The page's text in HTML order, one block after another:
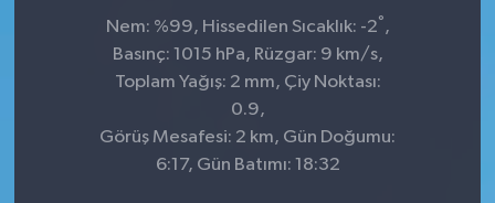
Nem: %99, Hissedilen Sıcaklık: -2° ,
Basınç: 1015 hPa, Rüzgar: 9 km/s,
Toplam Yağış: 2 mm, Çiy Noktası:
0.9,
Görüş Mesafesi: 2 km, Gün Doğumu:
6:17, Gün Batımı: 18:32